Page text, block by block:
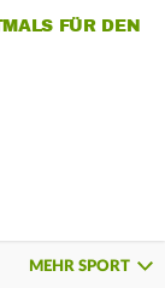
FÜR DEN
MEHR SPORT